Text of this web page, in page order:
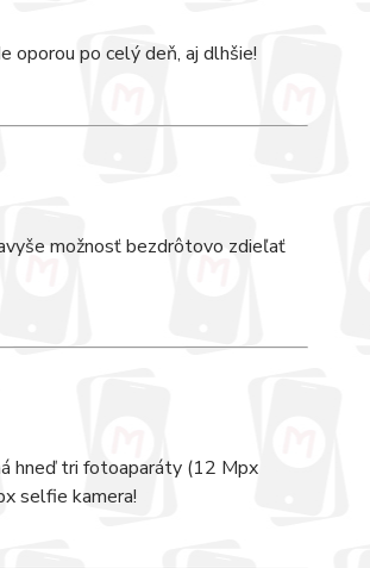
oporou po celý deň, aj dlhšie!
možnosť bezdrôtovo zdieľať
hneď tri fotoaparáty (12 Mpx
selfie kamera!